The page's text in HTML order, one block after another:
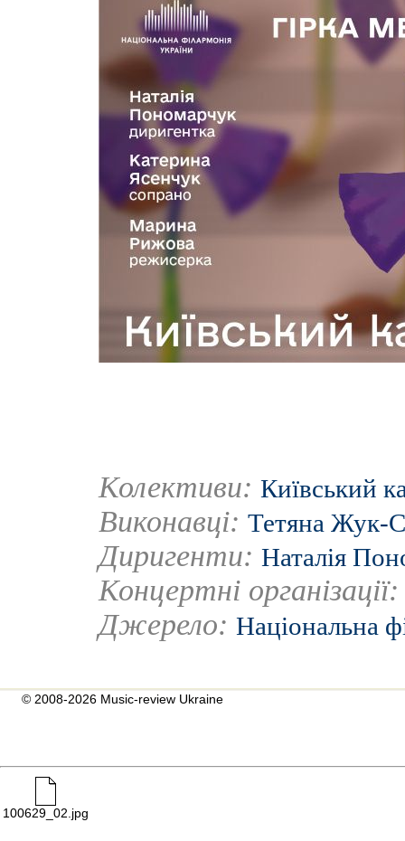
Колективи: Київський
Виконавці: Тетяна Жук-
Диригенти: Наталія
Концертні
Джерело: Національна
© 2008-2026 Music-review Ukraine
100629_02.jpg